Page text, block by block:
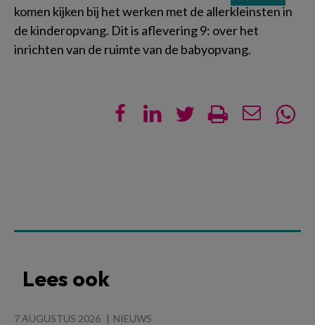
komen kijken bij het werken met de allerkleinsten in
de kinderopvang. Dit is aflevering 9: over het
inrichten van de ruimte van de babyopvang.
Lees ook
7 AUGUSTUS 2026 NIEUWS